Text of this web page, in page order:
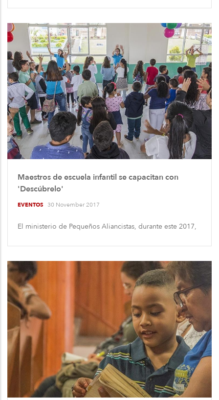
Maestros de escuela infantil se capacitan con
'Descúbrelo'
EVENTOS 30 November 2017
El ministerio de Pequeños Aliancistas, durante este 2017,